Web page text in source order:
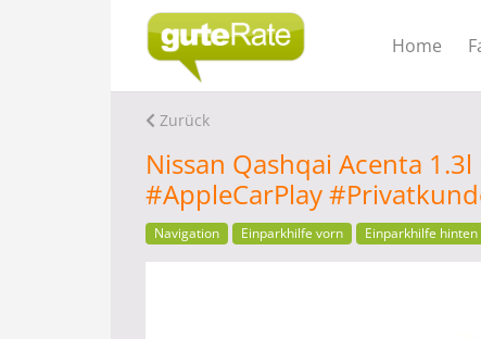
Home
Zurück
Nissan Qashqai Acenta
#AppleCarPlay
Navigation Einparkhilfe vorn Einparkhilfe hinten